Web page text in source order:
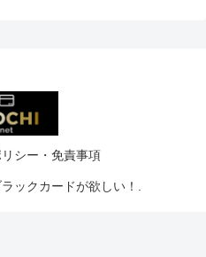
シー・免責事項
ックカードが欲しい！.